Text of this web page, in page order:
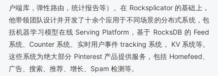
户端库，弹性路由，统计报告等）。在 Rocksplicator 的基础上，
他带领团队设计并开发了十余个应用于不同场景的分布式系统，包
括机器学习模型在线 Serving Platform，基于 RocksDB 的 Feed
系统、Counter 系统、实时用户事件 tracking 系统， KV 系统等。
这些系统为绝大部分 Pinterest 产品提供服务，包括 Homefeed、
广告、搜索、推荐、增长、Spam 检测等。